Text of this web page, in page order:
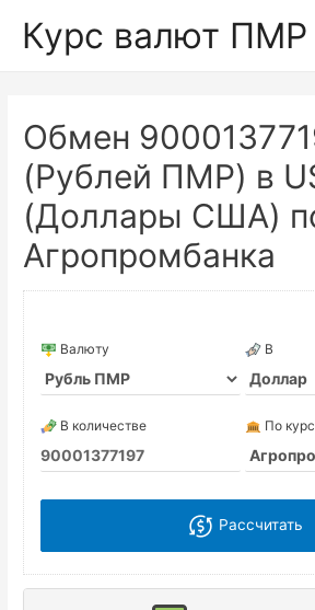
Курс валют ПМР
Обмен
(Рублей ПМР) в
(Доллары США)
Агропромбанка
Валюту В
В количестве По
Рассчитать